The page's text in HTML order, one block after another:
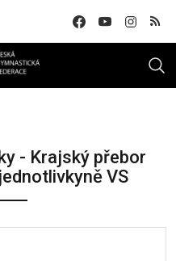
- Krajský přebor
VS